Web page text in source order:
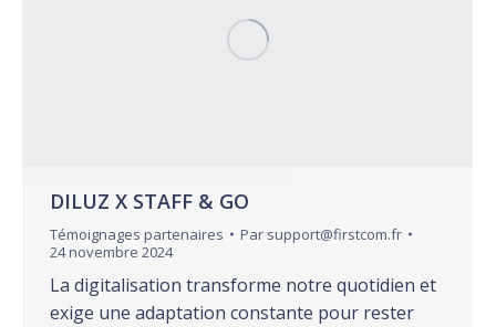
DILUZ X STAFF & GO
Témoignages partenaires Par support@firstcom.fr
24 novembre 2024
La digitalisation transforme notre quotidien et
exige une adaptation constante pour rester